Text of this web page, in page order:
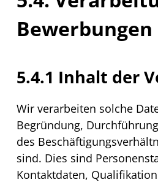
Bewerbungen
5.4.1 Inhalt der
Wir verarbeiten solche
Begründung,
des
sind. Dies sind
Kontaktdaten,